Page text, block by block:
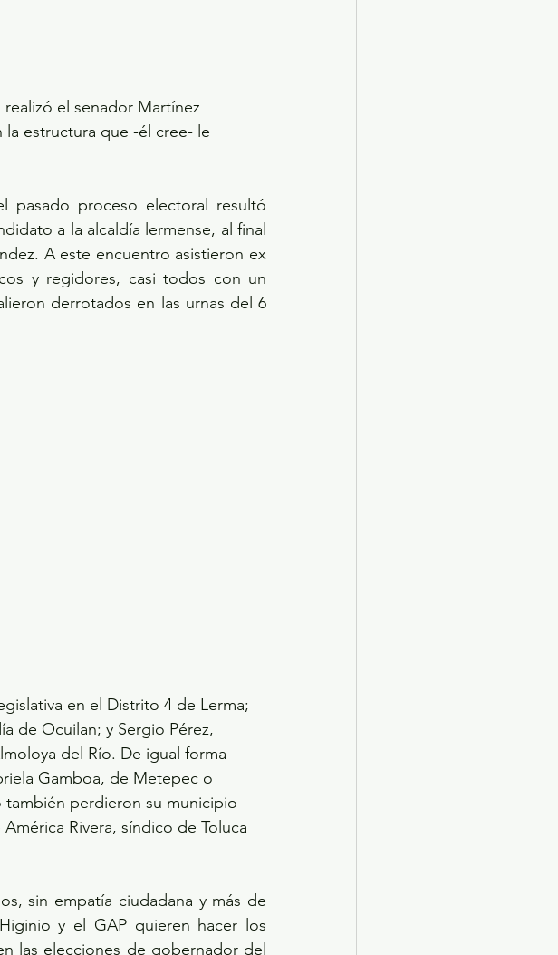
el senador Martínez
estructura que -él cree- le
proceso electoral resultó
a la alcaldía lermense, al final
A este encuentro asistieron ex
y regidores, casi todos con un
derrotados en las urnas del 6
en el Distrito 4 de Lerma;
de Ocuilan; y Sergio Pérez,
del Río. De igual forma
Gamboa, de Metepec o
perdieron su municipio
Rivera, síndico de Toluca
sin empatía ciudadana y más de
y el GAP quieren hacer los
las elecciones de gobernador del